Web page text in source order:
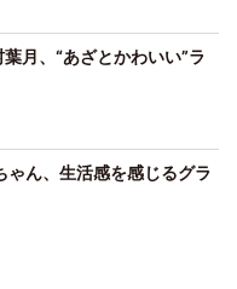
月、“あざとかわいい”ラ
ゃん、生活感を感じるグラ